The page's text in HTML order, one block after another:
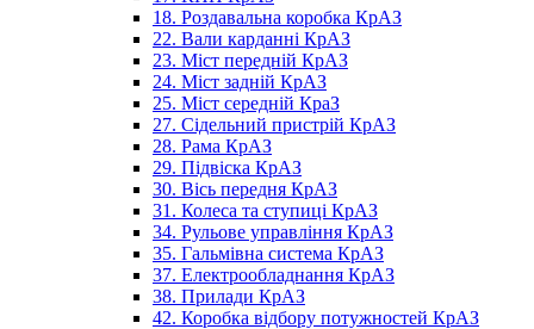
18. Роздавальна коробка КрАЗ
22. Вали карданні КрАЗ
23. Міст передній КрАЗ
24. Міст задній КрАЗ
25. Міст середній КраЗ
27. Сідельний пристрій КрАЗ
28. Рама КрАЗ
29. Підвіска КрАЗ
30. Вісь передня КрАЗ
31. Колеса та ступиці КрАЗ
34. Рульове управління КрАЗ
35. Гальмівна система КрАЗ
37. Електрообладнання КрАЗ
38. Прилади КрАЗ
42. Коробка відбору потужностей КрАЗ